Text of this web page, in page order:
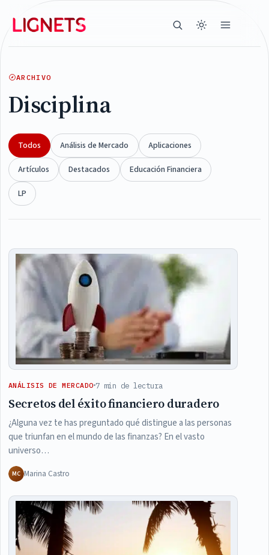
ARCHIVO
Disciplina
Todos Análisis de Mercado
Aplicaciones
Artículos
Destacados
Educación Financiera
LP
Articles
ANÁLISIS DE MERCADO 7 min de lectura
Secretos del éxito financiero duradero
¿Alguna vez te has preguntado qué distingue a las personas
que triunfan en el mundo de las finanzas? En el vasto
universo…
MC Marina Castro